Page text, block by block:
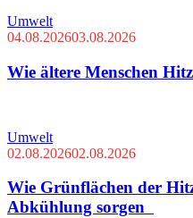
Umwelt
04.08.202603.08.2026
Wie ältere Menschen
Umwelt
02.08.202602.08.2026
Wie Grünflächen der
Abkühlung sorgen